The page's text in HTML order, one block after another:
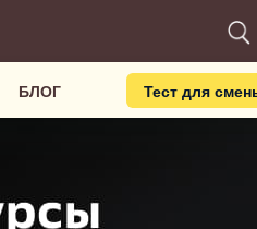
БЛОГ Тест для